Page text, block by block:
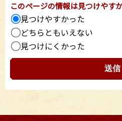
このページの情報は見つけやす
見つけやすかった
どちらともいえない
見つけにくかった